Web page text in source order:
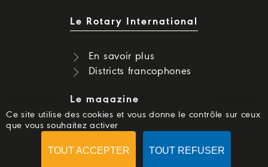
Le Rotary International
En savoir plus
Districts francophones
Le magazine
Dernier numéro
Numéros précédents
Ce site utilise des cookies et vous donne le contrôle sur ceux
que vous souhaitez activer
TOUT ACCEPTER TOUT REFUSER